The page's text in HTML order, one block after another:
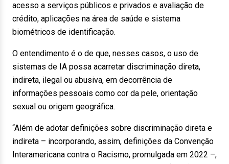
acesso a serviços públicos e privados e avaliação de
crédito, aplicações na área de saúde e sistema
biométricos de identificação.
O entendimento é o de que, nesses casos, o uso de
sistemas de IA possa acarretar discriminação direta,
indireta, ilegal ou abusiva, em decorrência de
informações pessoais como cor da pele, orientação
sexual ou origem geográfica.
“Além de adotar definições sobre discriminação direta e
indireta – incorporando, assim, definições da Convenção
Interamericana contra o Racismo, promulgada em 2022 –,